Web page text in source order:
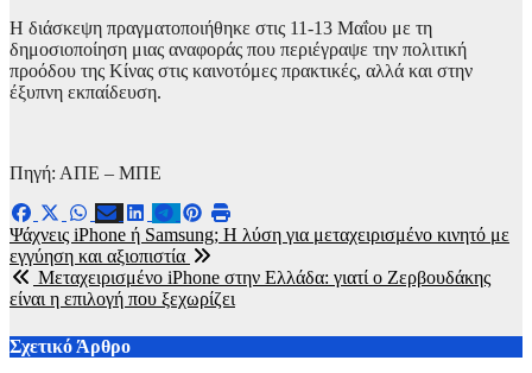
Η διάσκεψη πραγματοποιήθηκε στις 11-13 Μαΐου με τη
δημοσιοποίηση μιας αναφοράς που περιέγραψε την πολιτική
προόδου της Κίνας στις καινοτόμες πρακτικές, αλλά και στην
έξυπνη εκπαίδευση.
Πηγή: ΑΠΕ – ΜΠΕ
Πλοήγηση
άρθρων
Ψάχνεις iPhone ή Samsung; Η λύση για μεταχειρισμένο κινητό με
εγγύηση και αξιοπιστία
Μεταχειρισμένο iPhone στην Ελλάδα: γιατί ο Ζερβουδάκης
είναι η επιλογή που ξεχωρίζει
Σχετικό Άρθρο